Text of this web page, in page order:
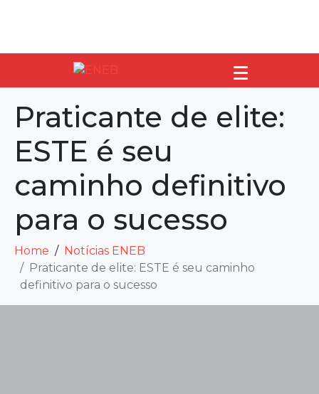
Praticante de elite:
ESTE é seu
caminho definitivo
para o sucesso
Home
Notícias ENEB
Praticante de elite: ESTE é seu caminho
definitivo para o sucesso